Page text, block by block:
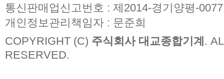
통신판매업신고번호 : 제2014-경기양평-
개인정보관리책임자 : 문준희
COPYRIGHT (C) 주식회사 대교종합기계 .
RESERVED.